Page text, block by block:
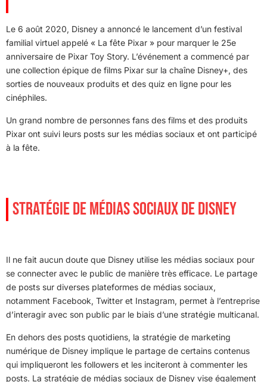
Le 6 août 2020, Disney a annoncé le lancement d’un festival
familial virtuel appelé « La fête Pixar » pour marquer le 25e
anniversaire de Pixar Toy Story. L’événement a commencé par
une collection épique de films Pixar sur la chaîne Disney+, des
sorties de nouveaux produits et des quiz en ligne pour les
cinéphiles.
Un grand nombre de personnes fans des films et des produits
Pixar ont suivi leurs posts sur les médias sociaux et ont participé
à la fête.
STRATÉGIE DE MÉDIAS SOCIAUX DE DISNEY
Il ne fait aucun doute que Disney utilise les médias sociaux pour
se connecter avec le public de manière très efficace. Le partage
de posts sur diverses plateformes de médias sociaux,
notamment Facebook, Twitter et Instagram, permet à l’entreprise
d’interagir avec son public par le biais d’une stratégie multicanal.
En dehors des posts quotidiens, la stratégie de marketing
numérique de Disney implique le partage de certains contenus
qui impliqueront les followers et les inciteront à commenter les
posts. La stratégie de médias sociaux de Disney vise également